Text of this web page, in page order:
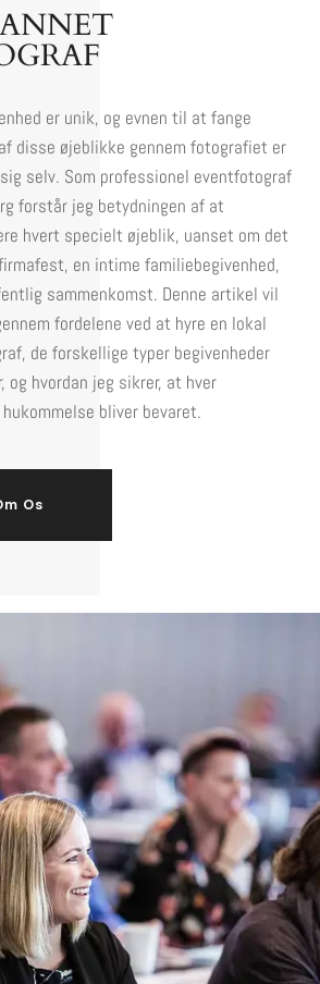
er unik, og evnen til at fange
disse øjeblikke gennem fotografiet er
selv. Som professionel eventfotograf
forstår jeg betydningen af at
hvert specielt øjeblik, uanset om det
en intime familiebegivenhed,
sammenkomst. Denne artikel vil
fordelene ved at hyre en lokal
de forskellige typer begivenheder
og hvordan jeg sikrer, at hver
bliver bevaret.
Os